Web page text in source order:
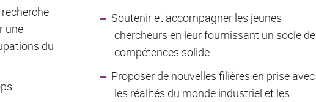
une
du
Soutenir et accompagner les jeunes
chercheurs en leur fournissant un socle de
compétences solide
Proposer de nouvelles filières en prise avec
les réalités du monde industriel et les